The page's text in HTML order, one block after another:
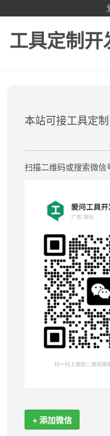
工具定制开
本站可接工具定
扫描二维码或搜索微信
+ 添加微信